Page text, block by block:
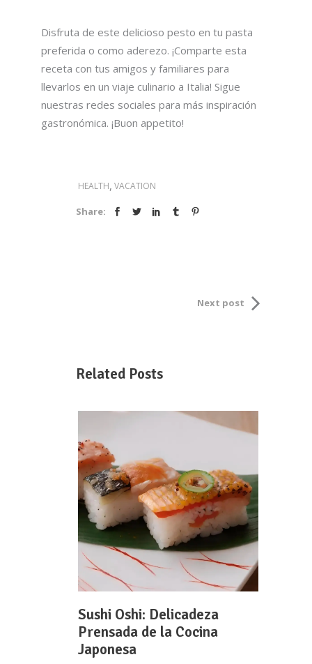
Disfruta de este delicioso pesto en tu pasta
preferida o como aderezo. ¡Comparte esta
receta con tus amigos y familiares para
llevarlos en un viaje culinario a Italia! Sigue
nuestras redes sociales para más inspiración
gastronómica. ¡Buon appetito!
HEALTH, VACATION
Share:
Next post
Related Posts
Sushi Oshi: Delicadeza
Prensada de la Cocina
Japonesa